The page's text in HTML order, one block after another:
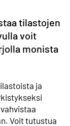
tilastojen
voit
monista
ja
Voit tutustua